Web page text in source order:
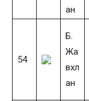
ан
54
Б.
Жа
вхл
ан